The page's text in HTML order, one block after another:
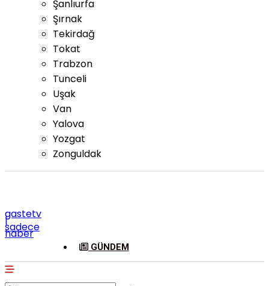
Şanlıurfa
Şırnak
Tekirdağ
Tokat
Trabzon
Tunceli
Uşak
Van
Yalova
Yozgat
Zonguldak
gastetv
|
sadece
haber
GÜNDEM